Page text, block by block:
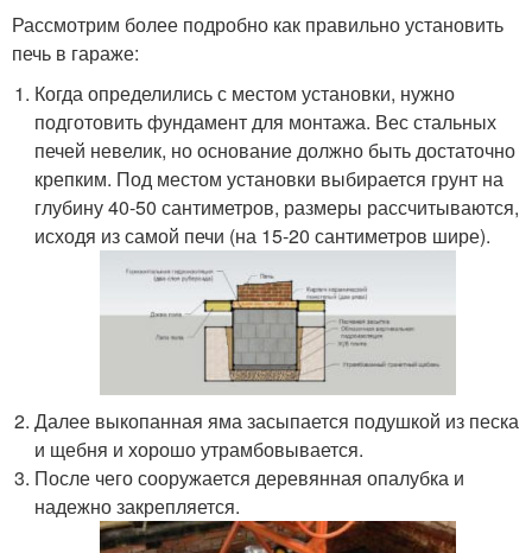
Рассмотрим более подробно как правильно установить
печь в гараже:
Когда определились с местом установки, нужно
подготовить фундамент для монтажа. Вес стальных
печей невелик, но основание должно быть достаточно
крепким. Под местом установки выбирается грунт на
глубину 40-50 сантиметров, размеры рассчитываются,
исходя из самой печи (на 15-20 сантиметров шире).
Далее выкопанная яма засыпается подушкой из песка
и щебня и хорошо утрамбовывается.
После чего сооружается деревянная опалубка и
надежно закрепляется.